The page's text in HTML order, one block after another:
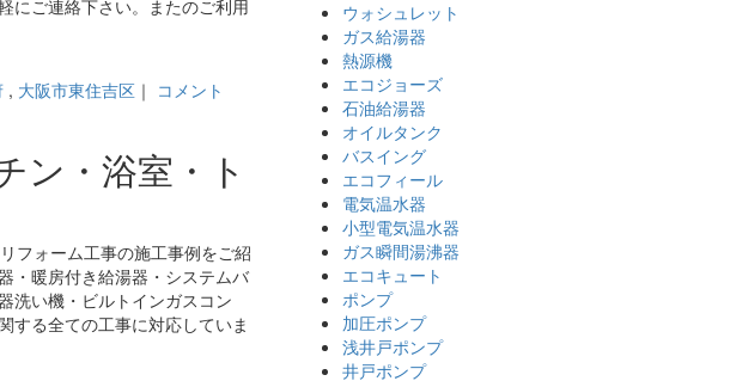
にご連絡下さい。またのご利用
, 大阪市東住吉区 ｜ コメント
ン・浴室・ト
フォーム工事の施工事例をご紹
・暖房付き給湯器・システムバ
洗い機・ビルトインガスコン
する全ての工事に対応していま
ウォシュレット
ガス給湯器
熱源機
エコジョーズ
石油給湯器
オイルタンク
バスイング
エコフィール
電気温水器
小型電気温水器
ガス瞬間湯沸器
エコキュート
ポンプ
加圧ポンプ
浅井戸ポンプ
井戸ポンプ